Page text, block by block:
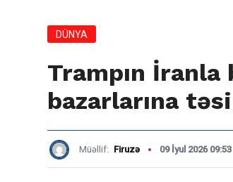
DÜNYA
Trampın İranla
bazarlarına
Müəllif: Firuzə 09 İyul 2026 09:53